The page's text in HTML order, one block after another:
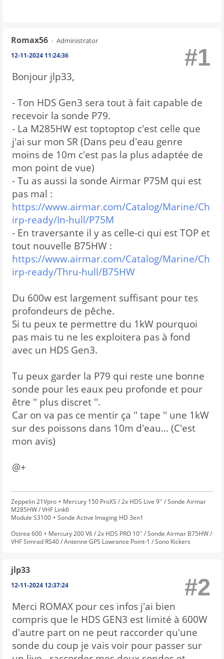
Romax56 Administrator
12-11-2024 11:24:36 #1
Bonjour jlp33,
- Ton HDS Gen3 sera tout à fait capable de
recevoir la sonde P79.
- La M285HW est toptoptop c'est celle que
j'ai sur mon SR (Dans peu d'eau genre
moins de 10m c'est pas la plus adaptée de
mon point de vue)
- Tu as aussi la sonde Airmar P75M qui est
pas mal :
https://www.airmar.com/Catalog/Marine/Ch
irp-ready/In-hull/P75M
- En traversante il y as celle-ci qui est TOP et
tout nouvelle B75HW :
https://www.airmar.com/Catalog/Marine/Ch
irp-ready/Thru-hull/B75HW
Du 600w est largement suffisant pour tes
profondeurs de pêche.
Si tu peux te permettre du 1kW pourquoi
pas mais tu ne les exploitera pas à fond
avec un HDS Gen3.
Tu peux garder la P79 qui reste une bonne
sonde pour les eaux peu profonde et pour
être '' plus discret ''.
Car on va pas ce mentir ça '' tape '' une 1kW
sur des poissons dans 10m d'eau... (C'est
mon avis)
@+
Zeppelin 21Vpro + Mercury 150 ProXS / 2x HDS Live 9'' / Sonde Airmar
M285HW / VHF Link6
Module S3100 + Sonde Active Imaging HD 3en1
Ostrea 600 + Mercury 200 V6 / 2x HDS PRO 10'' / Sonde Airmar B75HW /
VHF Simrad RS40 / Antenne GPS Lowrance Point-1 / Sono Kickers
jlp33
12-11-2024 12:37:24 #2
Merci ROMAX pour ces infos j'ai bien
compris que le HDS GEN3 est limité à 600W
d'autre part on ne peut raccorder qu'une
sonde du coup je vais voir pour passer sur